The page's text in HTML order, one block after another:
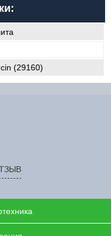
(29160)